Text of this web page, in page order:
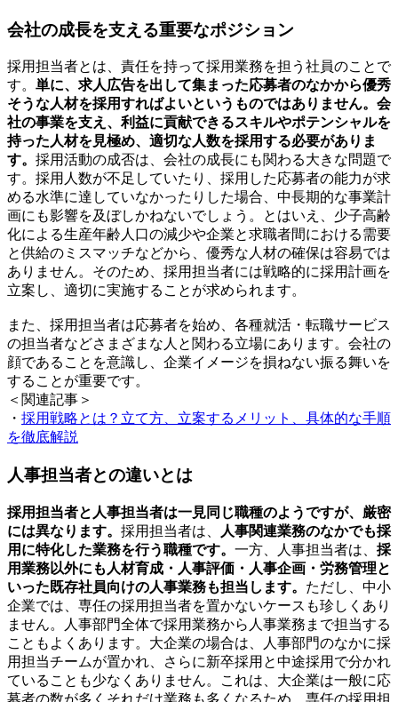
会社の成長を支える重要なポジション
採用担当者とは、責任を持って採用業務を担う社員のことで
す。 単に、求人広告を出して集まった応募者のなかから優秀
そうな人材を採用すればよいというものではありません。会
社の事業を支え、利益に貢献できるスキルやポテンシャルを
持った人材を見極め、適切な人数を採用する必要がありま
す。 採用活動の成否は、会社の成長にも関わる大きな問題で
す。採用人数が不足していたり、採用した応募者の能力が求
める水準に達していなかったりした場合、中長期的な事業計
画にも影響を及ぼしかねないでしょう。とはいえ、少子高齢
化による生産年齢人口の減少や企業と求職者間における需要
と供給のミスマッチなどから、優秀な人材の確保は容易では
ありません。そのため、採用担当者には戦略的に採用計画を
立案し、適切に実施することが求められます。
また、採用担当者は応募者を始め、各種就活・転職サービス
の担当者などさまざまな人と関わる立場にあります。会社の
顔であることを意識し、企業イメージを損ねない振る舞いを
することが重要です。
＜関連記事＞
・ 採用戦略とは？立て方、立案するメリット、具体的な手順
を徹底解説
人事担当者との違いとは
採用担当者と人事担当者は一見同じ職種のようですが、厳密
には異なります。 採用担当者は、
人事関連業務のなかでも採
用に特化した業務を行う職種です。 一方、人事担当者は、 採
用業務以外にも人材育成・人事評価・人事企画・労務管理と
いった既存社員向けの人事業務も担当します。 ただし、中小
企業では、専任の採用担当者を置かないケースも珍しくあり
ません。人事部門全体で採用業務から人事業務まで担当する
こともよくあります。大企業の場合は、人事部門のなかに採
用担当チームが置かれ、さらに新卒採用と中途採用で分かれ
ていることも少なくありません。これは、大企業は一般に応
募者の数が多くそれだけ業務も多くなるため、専任の採用担